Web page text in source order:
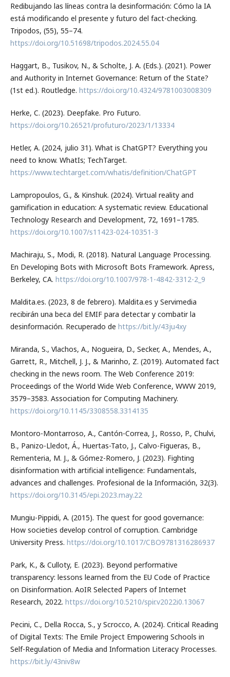
Redibujando las líneas contra la desinformación: Cómo la IA
está modificando el presente y futuro del fact-checking.
Tripodos, (55), 55–74.
https://doi.org/10.51698/tripodos.2024.55.04
Haggart, B., Tusikov, N., & Scholte, J. A. (Eds.). (2021). Power
and Authority in Internet Governance: Return of the State?
(1st ed.). Routledge. https://doi.org/10.4324/9781003008309
Herke, C. (2023). Deepfake. Pro Futuro.
https://doi.org/10.26521/profuturo/2023/1/13334
Hetler, A. (2024, julio 31). What is ChatGPT? Everything you
need to know. WhatIs; TechTarget.
https://www.techtarget.com/whatis/definition/ChatGPT
Lampropoulos, G., & Kinshuk. (2024). Virtual reality and
gamification in education: A systematic review. Educational
Technology Research and Development, 72, 1691–1785.
https://doi.org/10.1007/s11423-024-10351-3
Machiraju, S., Modi, R. (2018). Natural Language Processing.
En Developing Bots with Microsoft Bots Framework. Apress,
Berkeley, CA. https://doi.org/10.1007/978-1-4842-3312-2_9
Maldita.es. (2023, 8 de febrero). Maldita.es y Servimedia
recibirán una beca del EMIF para detectar y combatir la
desinformación. Recuperado de https://bit.ly/43ju4xy
Miranda, S., Vlachos, A., Nogueira, D., Secker, A., Mendes, A.,
Garrett, R., Mitchell, J. J., & Marinho, Z. (2019). Automated fact
checking in the news room. The Web Conference 2019:
Proceedings of the World Wide Web Conference, WWW 2019,
3579–3583. Association for Computing Machinery.
https://doi.org/10.1145/3308558.3314135
Montoro-Montarroso, A., Cantón-Correa, J., Rosso, P., Chulvi,
B., Panizo-Lledot, Á., Huertas-Tato, J., Calvo-Figueras, B.,
Rementeria, M. J., & Gómez-Romero, J. (2023). Fighting
disinformation with artificial intelligence: Fundamentals,
advances and challenges. Profesional de la Información, 32(3).
https://doi.org/10.3145/epi.2023.may.22
Mungiu-Pippidi, A. (2015). The quest for good governance:
How societies develop control of corruption. Cambridge
University Press. https://doi.org/10.1017/CBO9781316286937
Park, K., & Culloty, E. (2023). Beyond performative
transparency: lessons learned from the EU Code of Practice
on Disinformation. AoIR Selected Papers of Internet
Research, 2022. https://doi.org/10.5210/spir.v2022i0.13067
Pecini, C., Della Rocca, S., y Scrocco, A. (2024). Critical Reading
of Digital Texts: The Emile Project Empowering Schools in
Self-Regulation of Media and Information Literacy Processes.
https://bit.ly/43niv8w